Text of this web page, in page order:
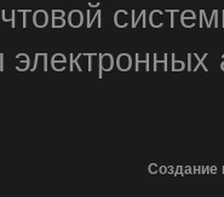
Создание